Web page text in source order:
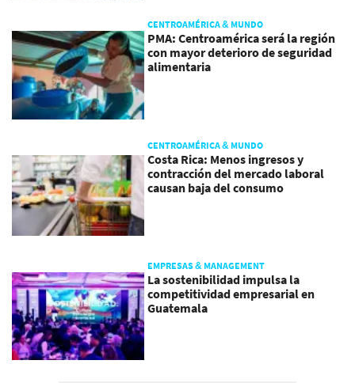
CENTROAMÉRICA & MUNDO
PMA: Centroamérica será la región
con mayor deterioro de seguridad
alimentaria
CENTROAMÉRICA & MUNDO
Costa Rica: Menos ingresos y
contracción del mercado laboral
causan baja del consumo
EMPRESAS & MANAGEMENT
La sostenibilidad impulsa la
competitividad empresarial en
Guatemala